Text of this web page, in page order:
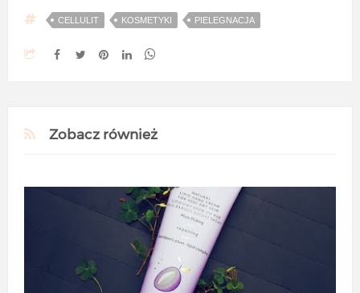
CELLULIT KOSMETYKI PIELEGNACJA
Zobacz również